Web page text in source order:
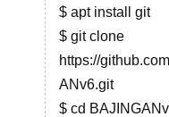
$ apt install git
$ git clone
https://
ANv6.git
$ cd